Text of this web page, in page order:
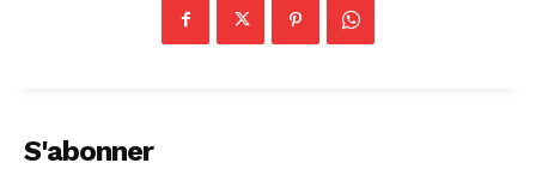
S'abonner